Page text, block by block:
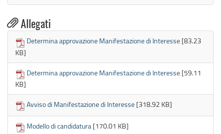
Allegati
Determina approvazione Manifestazione di Interesse [83.23
KB]
Determina approvazione Manifestazione di Interesse [59.11
KB]
Avviso di Manifestazione di Interesse [318.92 KB]
Modello di candidatura [170.01 KB]